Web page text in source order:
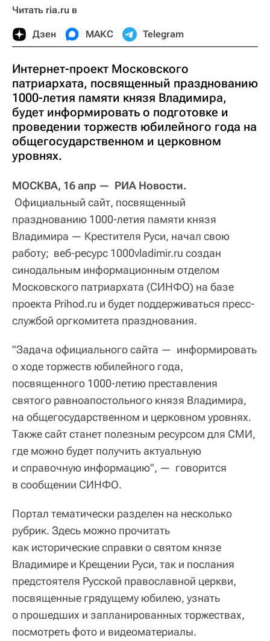
Читать ria.ru в
Дзен МАКС Telegram
Интернет-проект Московского
патриархата, посвященный празднованию
1000-летия памяти князя Владимира,
будет информировать о подготовке и
проведении торжеств юбилейного года на
общегосударственном и церковном
уровнях.
МОСКВА, 16 апр — РИА Новости.
Официальный сайт, посвященный
празднованию 1000-летия памяти князя
Владимира — Крестителя Руси, начал свою
работу; веб-ресурс 1000vladimir.ru создан
синодальным информационным отделом
Московского патриархата (СИНФО) на базе
проекта Prihod.ru и будет поддерживаться пресс-
службой оргкомитета празднования.
"Задача официального сайта — информировать
о ходе торжеств юбилейного года,
посвященного 1000-летию преставления
святого равноапостольного князя Владимира,
на общегосударственном и церковном уровнях.
Также сайт станет полезным ресурсом для СМИ,
где можно будет получить актуальную
и справочную информацию", — говорится
в сообщении СИНФО.
Портал тематически разделен на несколько
рубрик. Здесь можно прочитать
как исторические справки о святом князе
Владимире и Крещении Руси, так и послания
предстоятеля Русской православной церкви,
посвященные грядущему юбилею, узнать
о прошедших и запланированных торжествах,
посмотреть фото и видеоматериалы.